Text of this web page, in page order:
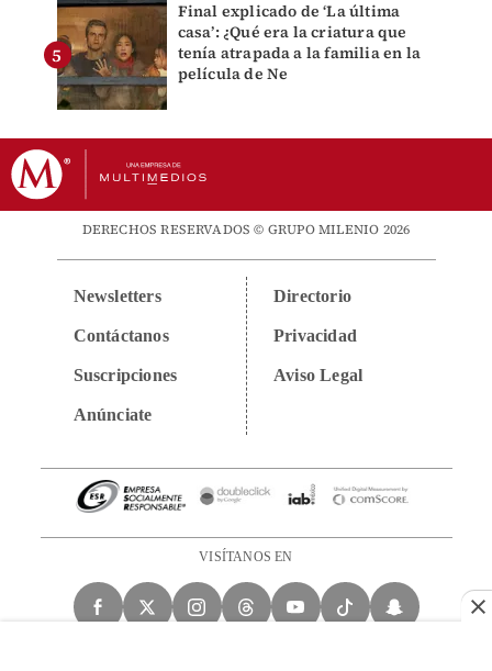
Final explicado de ‘La última
casa’: ¿Qué era la criatura que
tenía atrapada a la familia en la
película de Ne
DERECHOS RESERVADOS © GRUPO MILENIO 2026
Newsletters
Contáctanos
Suscripciones
Anúnciate
Directorio
Privacidad
Aviso Legal
VISÍTANOS EN